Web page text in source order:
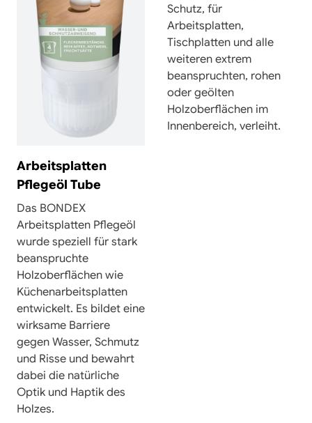
Arbeitsplatten
Pflegeöl Tube
Das BONDEX
Arbeitsplatten Pflegeöl
wurde speziell für stark
beanspruchte
Holzoberflächen wie
Küchenarbeitsplatten
entwickelt. Es bildet eine
wirksame Barriere
gegen Wasser, Schmutz
und Risse und bewahrt
dabei die natürliche
Optik und Haptik des
Holzes.
Schutz, für
Arbeitsplatten,
Tischplatten und alle
weiteren extrem
beanspruchten, rohen
oder geölten
Holzoberflächen im
Innenbereich, verleiht.